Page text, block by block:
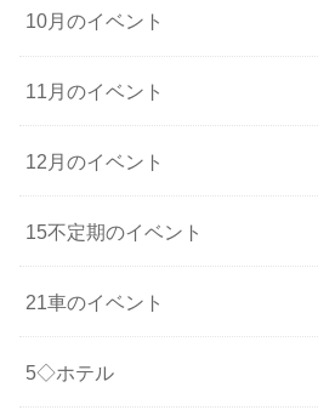
10月のイベント
11月のイベント
12月のイベント
15不定期のイベント
21車のイベント
5◇ホテル